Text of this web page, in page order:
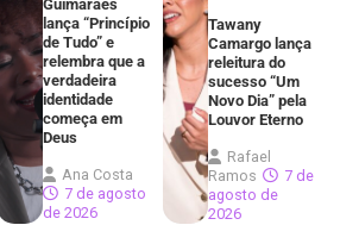
Guimarães
lança “Princípio
de Tudo” e
relembra que a
verdadeira
identidade
começa em
Deus
Ana Costa
7 de agosto
de 2026
Tawany
Camargo lança
releitura do
sucesso “Um
Novo Dia” pela
Louvor Eterno
Rafael
Ramos
7 de
agosto de
2026